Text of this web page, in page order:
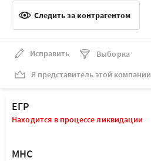
Словения
Франция
Швеция
Мальта
Следить за контрагентом
Исправить
Выборка
Я представитель этой компании
ЕГР
Находится в процессе ликвидации
МНС